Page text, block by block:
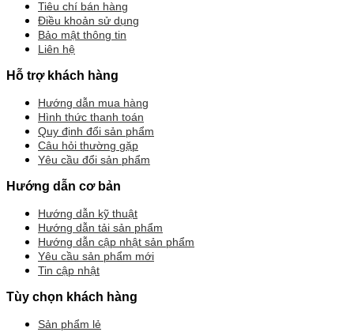
Tiêu chí bán hàng
Điều khoản sử dụng
Bảo mật thông tin
Liên hệ
Hỗ trợ khách hàng
Hướng dẫn mua hàng
Hình thức thanh toán
Quy định đổi sản phẩm
Câu hỏi thường gặp
Yêu cầu đổi sản phẩm
Hướng dẫn cơ bản
Hướng dẫn kỹ thuật
Hướng dẫn tải sản phẩm
Hướng dẫn cập nhật sản phẩm
Yêu cầu sản phẩm mới
Tin cập nhật
Tùy chọn khách hàng
Sản phẩm lẻ